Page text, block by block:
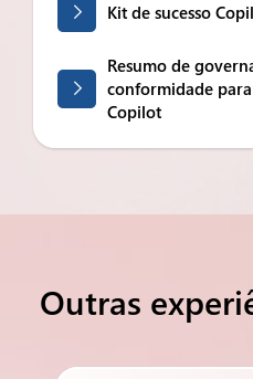
Kit de sucesso
Resumo de
conformidade
Copilot
Outras